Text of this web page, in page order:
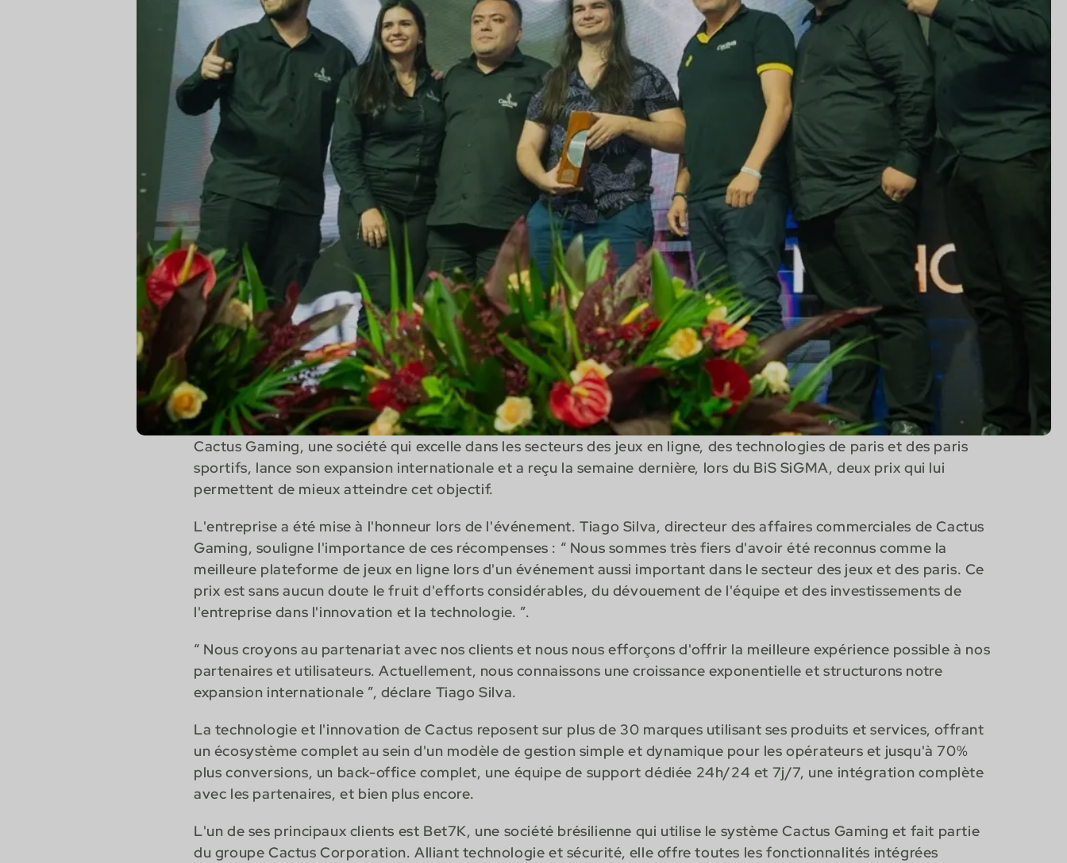
Cactus Gaming, une société qui excelle dans les secteurs des jeux en ligne, des technologies de paris et des paris
sportifs, lance son expansion internationale et a reçu la semaine dernière, lors du BiS SiGMA, deux prix qui lui
permettent de mieux atteindre cet objectif.
L'entreprise a été mise à l'honneur lors de l'événement. Tiago Silva, directeur des affaires commerciales de Cactus
Gaming, souligne l'importance de ces récompenses : “ Nous sommes très fiers d'avoir été reconnus comme la
meilleure plateforme de jeux en ligne lors d'un événement aussi important dans le secteur des jeux et des paris. Ce
prix est sans aucun doute le fruit d'efforts considérables, du dévouement de l'équipe et des investissements de
l'entreprise dans l'innovation et la technologie. ”.
“ Nous croyons au partenariat avec nos clients et nous nous efforçons d'offrir la meilleure expérience possible à nos
partenaires et utilisateurs. Actuellement, nous connaissons une croissance exponentielle et structurons notre
expansion internationale ”, déclare Tiago Silva.
La technologie et l'innovation de Cactus reposent sur plus de 30 marques utilisant ses produits et services, offrant
un écosystème complet au sein d'un modèle de gestion simple et dynamique pour les opérateurs et jusqu'à 70%
plus conversions, un back-office complet, une équipe de support dédiée 24h/24 et 7j/7, une intégration complète
avec les partenaires, et bien plus encore.
L'un de ses principaux clients est Bet7K, une société brésilienne qui utilise le système Cactus Gaming et fait partie
du groupe Cactus Corporation. Alliant technologie et sécurité, elle offre toutes les fonctionnalités intégrées